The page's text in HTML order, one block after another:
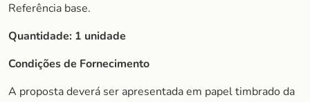
Referência base.
Quantidade: 1 unidade
Condições de Fornecimento
A proposta deverá ser apresentada em papel timbrado da